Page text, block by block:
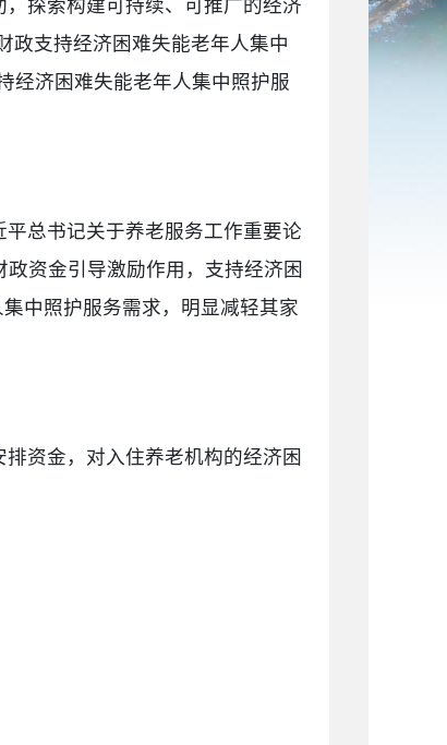
探索构建可持续、可推广的经济
政支持经济困难失能老年人集中
经济困难失能老年人集中照护服
总书记关于养老服务工作重要论
资金引导激励作用，支持经济困
中照护服务需求，明显减轻其家
资金，对入住养老机构的经济困